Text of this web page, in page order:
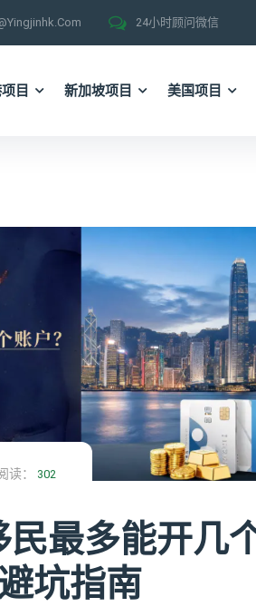
24小时顾问微信
目 新加坡项目 美国项目
读： 302
最多能开几
坑指南